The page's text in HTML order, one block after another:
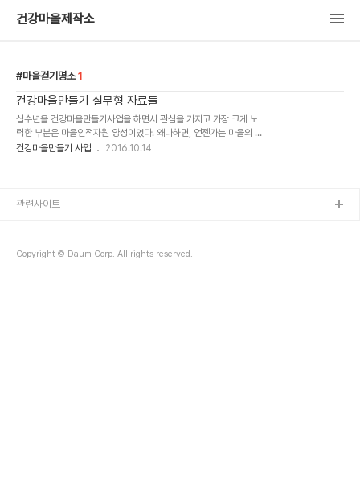
건강마을제작소
마을걷기명소 1
건강마을만들기 실무형 자료들
십수년을 건강마을만들기사업을 하면서 관심을 가지고 가장 크게 노
력한 부분은 마을인적자원 양성이었다. 왜나하면, 언젠가는 마을의 주
민이 주도적으로 건강교실을 운영해야 하기 때문이다. 마을 주민주도
건강마을만들기 사업 2016.10.14
Copyright © Daum Corp. All rights reserved.
관련사이트